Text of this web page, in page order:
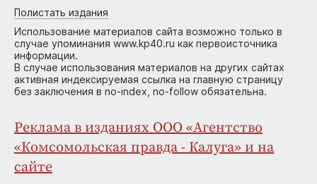
Полистать издания
Использование материалов сайта возможно только в
случае упоминания www.kp40.ru как первоисточника
информации.
В случае использования материалов на других сайтах
активная индексируемая ссылка на главную страницу
без заключения в no-index, no-follow обязательна.
Реклама в изданиях ООО «Агентство
«Комсомольская правда - Калуга» и на
сайте